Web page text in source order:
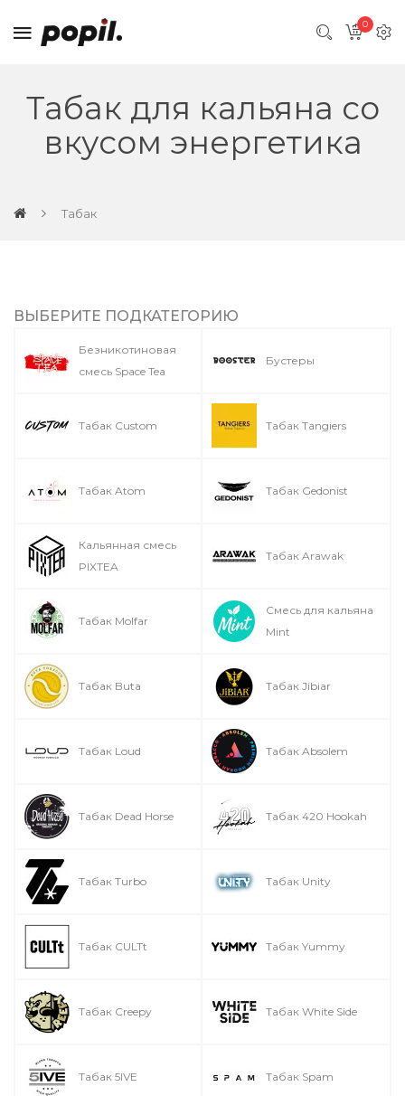
0
Табак для кальяна со
вкусом энергетика
Табак
ВЫБЕРИТЕ ПОДКАТЕГОРИЮ
Безникотиновая
смесь Space Tea
Бустеры
Табак Custom Табак Tangiers
Табак Atom Табак Gedonist
Кальянная смесь
PIXTEA
Табак Arawak
Табак Molfar
Смесь для кальяна
Mint
Табак Buta Табак Jibiar
Табак Loud Табак Absolem
Табак Dead Horse Табак 420 Hookah
Табак Turbo Табак Unity
Табак CULTt Табак Yummy
Табак Creepy Табак White Side
Табак 5IVE Табак Spam